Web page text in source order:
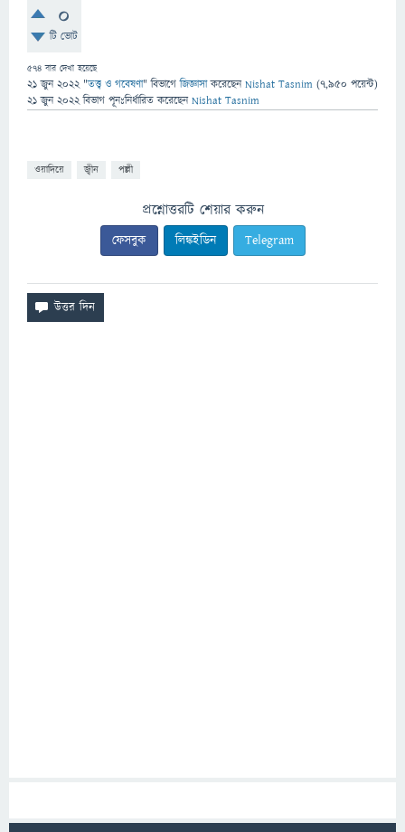
0
টি ভোট
574 বার দেখা হয়েছে
21 জুন 2022 "তত্ত্ব ও গবেষণা" বিভাগে জিজ্ঞাসাকরেছেনNishat Tasnim (7,950 পয়েন্ট)
21 জুন 2022 বিভাগ পূনঃনির্ধারিত করেছেনNishat Tasnim
ওয়াদিয়ে জ্বীন পল্লী
প্রশ্নোত্তরটি শেয়ার করুন
ফেসবুক লিঙ্কইডিন Telegram